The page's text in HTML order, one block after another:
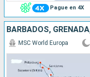
Pague en 4X
MSC World Europa